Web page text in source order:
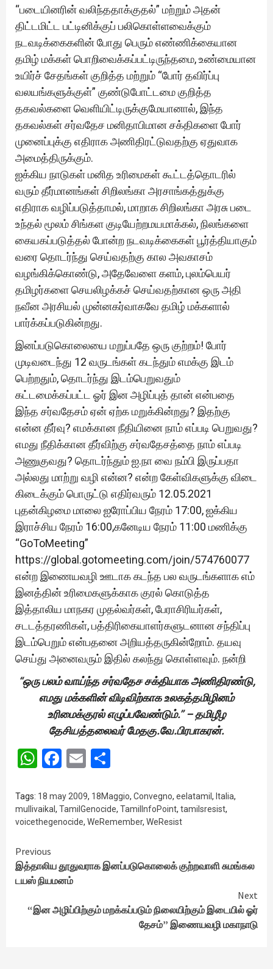
“படையினரின் வலிந்ததாக்குதல்” மற்றும் அதன்
திட்டமிட்ட பட்டினிக்குப் பலிகொள்ளவைக்கும்
நடவடிக்கைகளின் போது பெரும் எண்ணிக்கையான
தமிழ் மக்கள் பொறிவைக்கப்பட்டிருந்தமை, உண்மையான
உயிர்ச் சேதங்கள் குறித்த மற்றும் “போர் தவிர்ப்பு
வலயங்களுக்குள்” குண்டுபோட்டமை குறித்த
தகவல்களை வெளியிட்டிருக்குமேயானால், இந்த
தகவல்கள் சர்வதேச மனிதாபிமான சக்திகளை போர்
முனைப்புக்கு எதிராக அணிதிரட்டுவதற்கு ஏதுவாக
அமைத்திருக்கும்.
ஐக்கிய நாடுகள் மனித உரிமைகள் கூட்டத்தொடரில்
வரும் தீர்மானங்கள் சிறிலங்கா அரசாங்கத்துக்கு
எதிராக வழிப்படுத்தாமல், மாறாக சிறிலங்கா அரசு படை
உந்தல் மூலம் சிங்கள குடியேற்றமயமாக்கல், நிலங்களை
கையகப்படுத்தல் போன்ற நடவடிக்கைகள் பூர்த்தியாகும்
வரை தொடர்ந்து செய்வதற்கு கால அவகாசம்
வழங்கிக்கொண்டு, அதேவேளை களம், புலம்பெயர்
தமிழர்களை செயலிழக்கச் செய்வதற்கான ஒரு அதி
நவீன அரசியல் முன்னகர்வாகவே தமிழ் மக்களால்
பார்க்கப்படுகின்றது.
இனப்படுகொலையை மறுப்பதே ஒரு குற்றம்! போர்
முடிவடைந்து 12 வருடங்கள் கடந்தும் எமக்கு இடம்
பெற்றதும், தொடர்ந்து இடம்பெறுவதும்
கட்டமைக்கப்பட்ட ஓர் இன அழிப்புத் தான் என்பதை
இந்த சர்வதேசம் ஏன் ஏற்க மறுக்கின்றது? இதற்கு
என்ன தீர்வு? எமக்கான நீதியினை நாம் எப்படி பெறுவது?
எமது நீதிக்கான தீர்விற்கு சர்வதேசத்தை நாம் எப்படி
அணுகுவது? தொடர்ந்தும் ஐ.நா வை நம்பி இருப்பதா
அல்லது மாற்று வழி என்ன? என்ற கேள்விகளுக்கு விடை
கிடைக்கும் பொருட்டு எதிர்வரும் 12.05.2021
புதன்கிழமை மாலை ஐரோப்பிய நேரம் 17:00, ஐக்கிய
இராச்சிய நேரம் 16:00,கனேடிய நேரம் 11:00 மணிக்கு
“GoToMeeting”
https://global.gotomeeting.com/join/574760077
என்ற இணையவழி ஊடாக கடந்த பல வருடங்களாக எம்
இனத்தின் உரிமைகளுக்காக குரல் கொடுத்த
இத்தாலிய மாநகர முதல்வர்கள், பேராசிரியர்கள்,
சடடத்தரணிகள், பத்திரிகையாளர்களுடனான சந்திப்பு
இடம்பெறும் என்பதனை அறியத்தருகின்றோம். தயவு
செய்து அனைவரும் இதில் கலந்து கொள்ளவும். நன்றி
“ஒரு பலம் வாய்ந்த சர்வதேச சக்தியாக அணிதிரண்டு,
எமது மக்களின் விடிவிற்காக உலகத்தமிழினம்
உரிமைக்குரல் எழுப்பவேண்டும்.” – தமிழீழ
தேசியத்தலைவர் மேதகு.வே.பிரபாகரன்.
WhatsApp
Facebook
Email
Tags: 18 may 2009, 18Maggio, Convegno, eelatamil , Italia,
mullivaikal , TamilGenocide, TamilInfoPoint, tamilsresist,
voicethegenocide, WeRemember, WeResist
Continue
Reading
Previous
இத்தாலிய தூதுவராக இனப்படுகொலைக் குற்றவாளி சுமங்கல
டயஸ் நியமனம்
Next
“இன அழிப்பிற்கும் மறக்கப்படும் நிலையிற்கும் இடையில் ஓர்
தேசம்” இணையவழி மகாநாடு